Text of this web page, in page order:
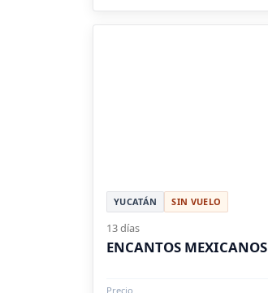
YUCATÁN SIN VUELO
13 días
ENCANTOS MEXICANOS
Precio